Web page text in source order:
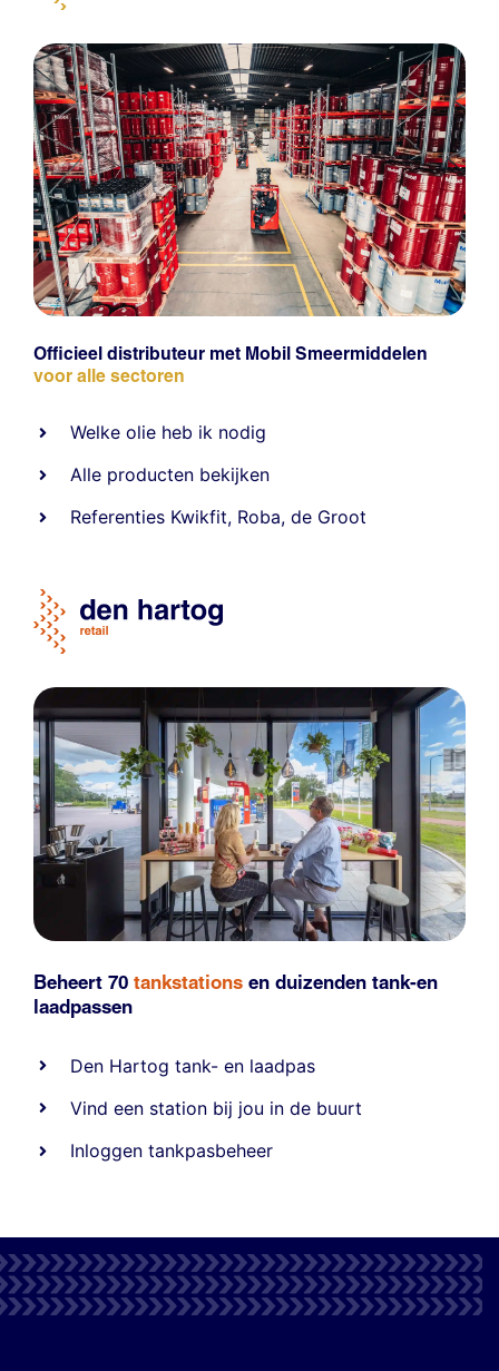
Officieel distributeur met Mobil Smeermiddelen
voor alle sectoren
Welke olie heb ik nodig
Alle producten bekijken
Referenties Kwikfit, Roba,de Groot
Beheert 70 tankstations en duizenden tank-en
laadpassen
Den Hartog tank- en laadpas
Vind een station bij jou in de buurt
Inloggen tankpasbeheer